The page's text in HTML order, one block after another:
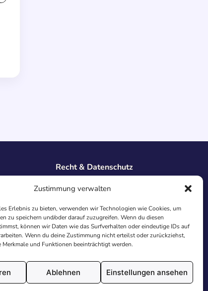
Zustimmung verwalten
Erlebnis zu bieten, verwenden wir Technologien wie Cookies, um
zu speichern und/oder darauf zuzugreifen. Wenn du diesen
können wir Daten wie das Surfverhalten oder eindeutige IDs auf
Wenn du deine Zustimmung nicht erteilst oder zurückziehst,
Merkmale und Funktionen beeinträchtigt werden.
Ablehnen Einstellungen ansehen
Recht & Datenschutz
Datenschutz
AGB
Cookies